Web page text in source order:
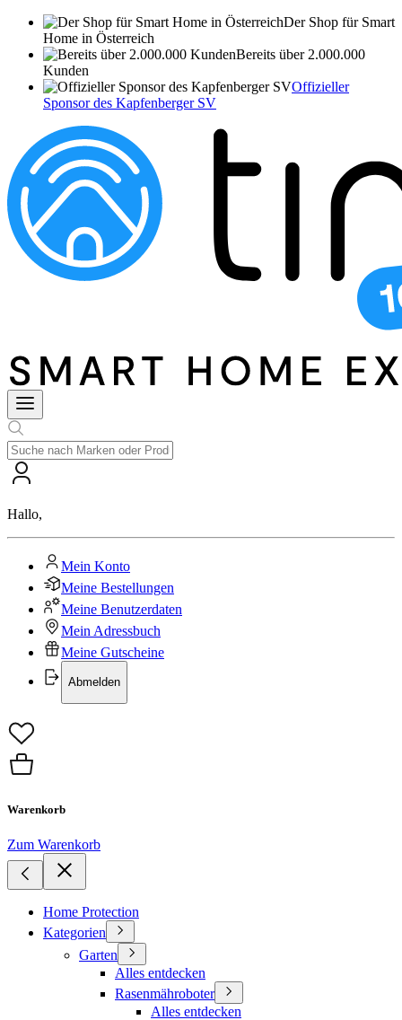
Der Shop für Smart
Home in Österreich
Bereits über 2.000.000
Kunden
Offizieller
Sponsor des Kapfenberger SV
Hallo,
Mein Konto
Meine Bestellungen
Meine Benutzerdaten
Mein Adressbuch
Meine Gutscheine
Abmelden
Warenkorb
Zum Warenkorb
Home Protection
Kategorien
Garten
Alles entdecken
Rasenmähroboter
Alles entdecken